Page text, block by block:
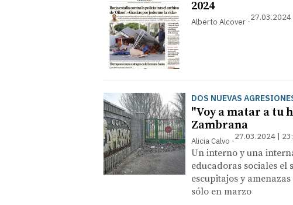
2024
Alberto Alcover
DOS NUEVAS
"Voy a matar a tu
Zambrana
Alicia Calvo 27.03.2024 |
Un interno y una
educadoras sociales el
escupitajos y
sólo en marzo